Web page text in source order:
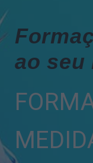
ao seu